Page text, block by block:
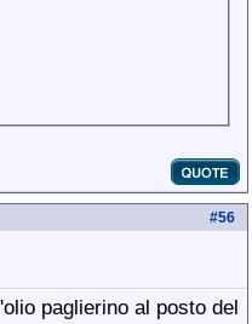
#56
paglierino al posto del